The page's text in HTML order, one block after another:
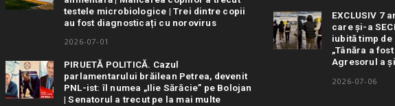
testele microbiologice | Trei dintre copii
au fost diagnosticați cu norovirus
2026-07-01
PIRUETĂ POLITICĂ. Cazul
parlamentarului brăilean Petrea, devenit
PNL-ist: îl numea „Ilie Sărăcie” pe Bolojan
| Senatorul a trecut pe la mai multe
EXCLUSIV 7
care și-a
iubită timp de
„Tânăra a
Agresorul a
2026-07-06